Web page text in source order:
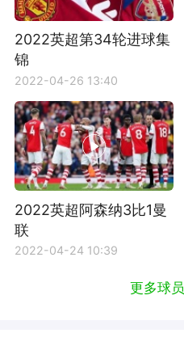
2022英超第34轮进球集
锦
2022-04-26 13:40
2022英超阿森纳3比1曼
联
2022-04-24 10:39
更多球